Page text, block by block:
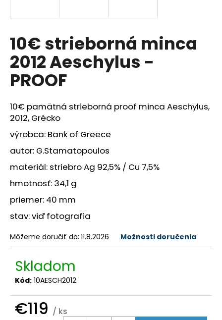
10€ strieborná minca
2012 Aeschylus -
PROOF
10€ pamätná strieborná proof minca Aeschylus,
2012, Grécko
výrobca: Bank of Greece
autor: G.Stamatopoulos
materiál: striebro Ag 92,5% / Cu 7,5%
hmotnosť: 34,1 g
priemer: 40 mm
stav: viď fotografia
Môžeme doručiť do: 11.8.2026 Možnosti doručenia
Skladom
Kód: 10AESCH2012
€119 / ks
s
ť
?
HĽADAŤ
O
d
p
o
r
ú
č
a
m